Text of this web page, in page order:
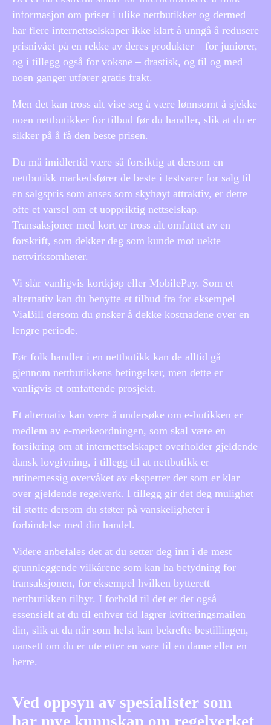
informasjon om priser i ulike nettbutikker og dermed
har flere internettselskaper ikke klart å unngå å redusere
prisnivået på en rekke av deres produkter – for juniorer,
og i tillegg også for voksne – drastisk, og til og med
noen ganger utfører gratis frakt.
Men det kan tross alt vise seg å være lønnsomt å sjekke
noen nettbutikker for tilbud før du handler, slik at du er
sikker på å få den beste prisen.
Du må imidlertid være så forsiktig at dersom en
nettbutikk markedsfører de beste i testvarer for salg til
en salgspris som anses som skyhøyt attraktiv, er dette
ofte et varsel om et uoppriktig nettselskap.
Transaksjoner med kort er tross alt omfattet av en
forskrift, som dekker deg som kunde mot uekte
nettvirksomheter.
Vi slår vanligvis kortkjøp eller MobilePay. Som et
alternativ kan du benytte et tilbud fra for eksempel
ViaBill dersom du ønsker å dekke kostnadene over en
lengre periode.
Før folk handler i en nettbutikk kan de alltid gå
gjennom nettbutikkens betingelser, men dette er
vanligvis et omfattende prosjekt.
Et alternativ kan være å undersøke om e-butikken er
medlem av e-merkeordningen, som skal være en
forsikring om at internettselskapet overholder gjeldende
dansk lovgivning, i tillegg til at nettbutikk er
rutinemessig overvåket av eksperter der som er klar
over gjeldende regelverk. I tillegg gir det deg mulighet
til støtte dersom du støter på vanskeligheter i
forbindelse med din handel.
Videre anbefales det at du setter deg inn i de mest
grunnleggende vilkårene som kan ha betydning for
transaksjonen, for eksempel hvilken bytterett
nettbutikken tilbyr. I forhold til det er det også
essensielt at du til enhver tid lagrer kvitteringsmailen
din, slik at du når som helst kan bekrefte bestillingen,
uansett om du er ute etter en vare til en dame eller en
herre.
Ved oppsyn av spesialister som
har mye kunnskap om regelverket